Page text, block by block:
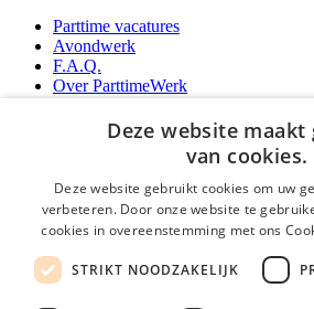
Parttime vacatures
Avondwerk
F.A.Q.
Over ParttimeWerk
YoungCapital Android App
Parttime personeel
Vacature aanmelden
Partners
Deze website maakt
van cookies.
Deze website gebruikt cookies om uw
verbeteren. Door onze website te
cookies in overeenstemming met ons
STRIKT NOODZAKELIJK